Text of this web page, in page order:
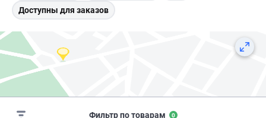
Доступны для заказов
Фильтр по товарам 0